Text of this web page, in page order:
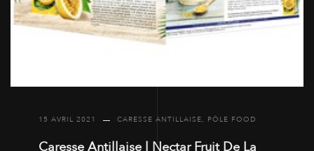
15 AVRIL 2021 CARESSE ANTILLAISE, PÔLE FOOD
Caresse Antillaise l Nectar Fruit De La